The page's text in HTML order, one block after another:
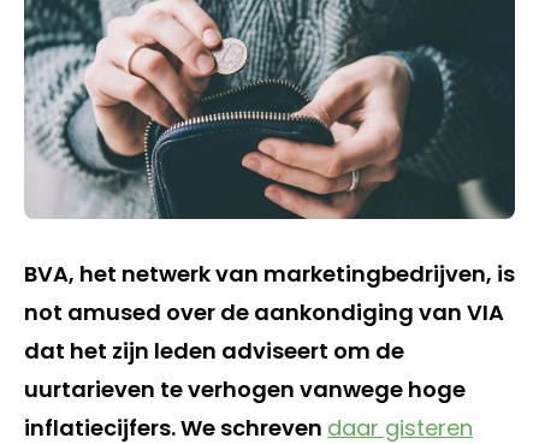
BVA, het netwerk van marketingbedrijven, is
not amused over de aankondiging van VIA
dat het zijn leden adviseert om de
uurtarieven te verhogen vanwege hoge
inflatiecijfers. We schreven daar gisteren